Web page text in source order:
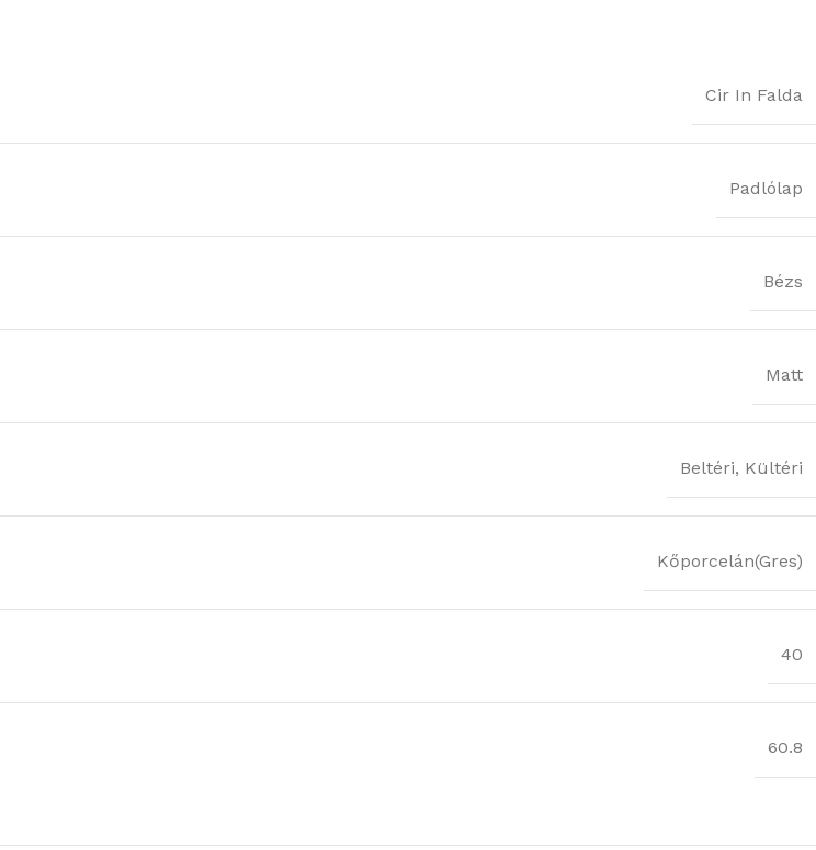
Cir In Falda
Padlólap
Bézs
Matt
Beltéri, Kültéri
Kőporcelán(Gres)
40
60.8